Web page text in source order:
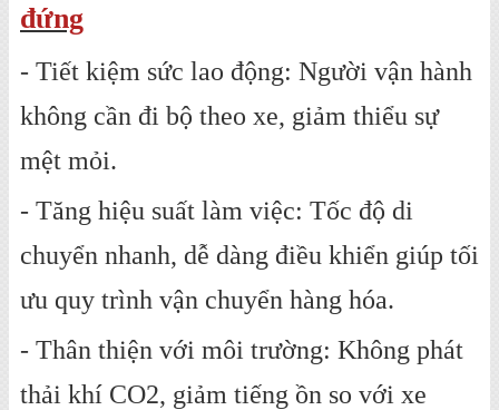
đứng
- Tiết kiệm sức lao động: Người vận hành
không cần đi bộ theo xe, giảm thiểu sự
mệt mỏi.
- Tăng hiệu suất làm việc: Tốc độ di
chuyển nhanh, dễ dàng điều khiển giúp tối
ưu quy trình vận chuyển hàng hóa.
- Thân thiện với môi trường: Không phát
thải khí CO2, giảm tiếng ồn so với xe